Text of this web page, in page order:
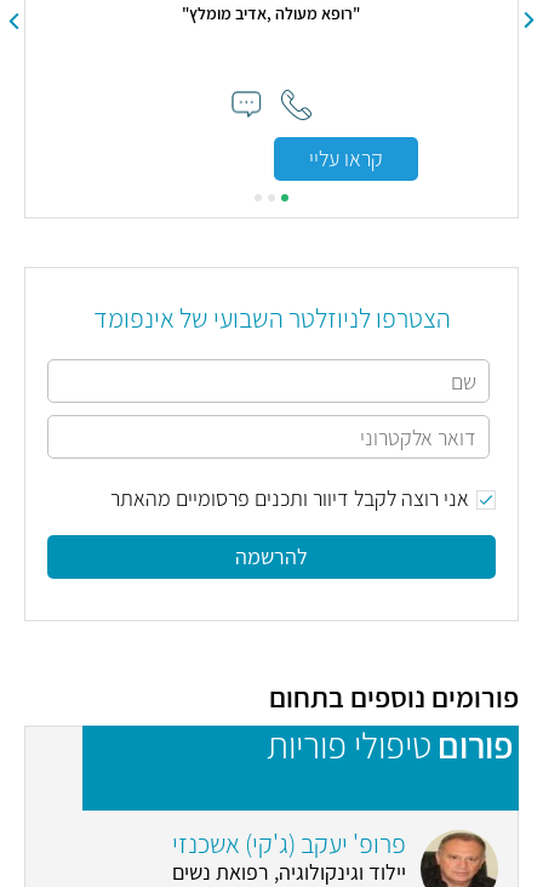
"רופא מעולה ,אדיב מומלץ"
קראו עליי
הצטרפו לניוזלטר השבועי של אינפומד
אני רוצה לקבל דיוור ותכנים פרסומיים מהאתר
להרשמה
פורומים נוספים בתחום
פורום טיפולי פוריות
פרופ' יעקב (ג'קי) אשכנזי
יילוד וגינקולוגיה, רפואת נשים